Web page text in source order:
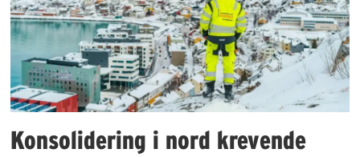
Konsolidering i nord krevende